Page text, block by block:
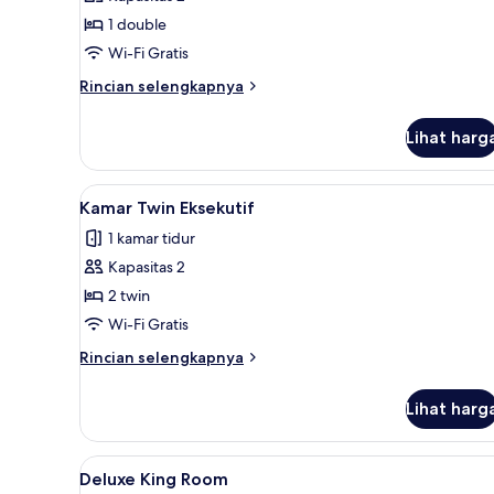
Kamar
Deluks
(King)
1 double
Wi-Fi Gratis
Rincian selengkapnya
Rincian
Kamar
Deluks
(King)
Lihat
Lihat
semua
foto
untuk
Kamar
Twin
Eksekutif
Kamar Twin Eksekutif |
4
Kamar Twin Eksekutif
1 kamar tidur
Kapasitas 2
2 twin
Wi-Fi Gratis
Rincian selengkapnya
Rincian
Kamar
Twin
Eksekutif
Lihat
Lihat
1
Deluxe King Room